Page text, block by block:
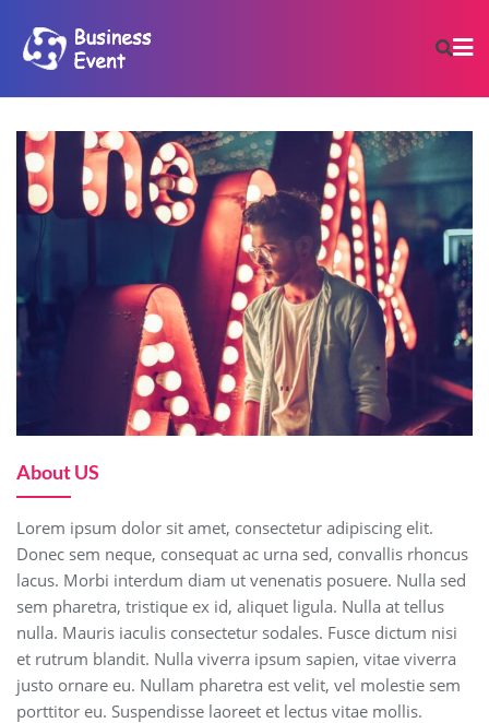
About US
Lorem ipsum dolor sit amet, consectetur adipiscing elit.
Donec sem neque, consequat ac urna sed, convallis rhoncus
lacus. Morbi interdum diam ut venenatis posuere. Nulla sed
sem pharetra, tristique ex id, aliquet ligula. Nulla at tellus
nulla. Mauris iaculis consectetur sodales. Fusce dictum nisi
et rutrum blandit. Nulla viverra ipsum sapien, vitae viverra
justo ornare eu. Nullam pharetra est velit, vel molestie sem
porttitor eu. Suspendisse laoreet et lectus vitae mollis.